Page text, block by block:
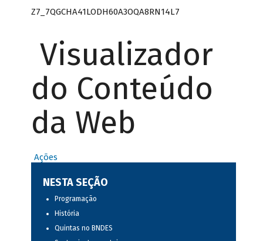
Z7_7QGCHA41LODH60A3OQA8RN14L7
Visualizador
do Conteúdo
da Web
Ações
NESTA SEÇÃO
Programação
História
Quintas no BNDES